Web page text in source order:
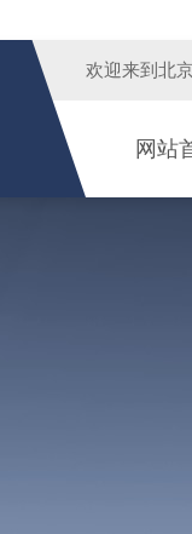
欢迎来到 北
网站